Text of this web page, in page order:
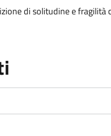
di solitudine e